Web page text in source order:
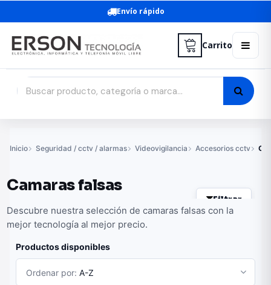
Envío rápido
Carrito
Inicio Seguridad / cctv / alarmas Videovigilancia Accesorios cctv
Camaras falsas
Filtrar
Descubre nuestra selección de camaras falsas con la
mejor tecnología al mejor precio.
Productos disponibles
Ordenar por: A-Z